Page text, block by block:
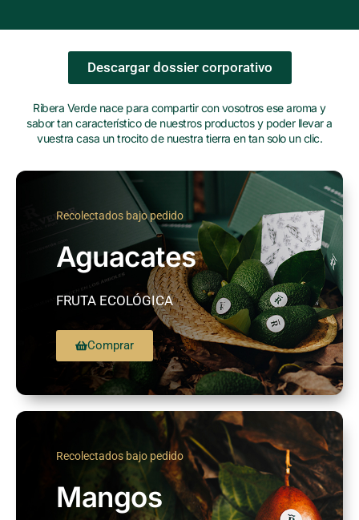
Descargar dossier corporativo
Ribera Verde nace para compartir con vosotros ese aroma y
sabor tan característico de nuestros productos y poder llevar a
vuestra casa un trocito de nuestra tierra en tan solo un clic.
Recolectados bajo pedido
Aguacates
FRUTA ECOLÓGICA
Comprar
Recolectados bajo pedido
Mangos